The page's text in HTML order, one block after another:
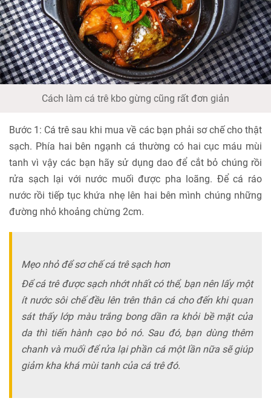
Cách làm cá trê kbo gừng cũng rất đơn giản
Bước 1: Cá trê sau khi mua về các bạn phải sơ chế cho thật
sạch. Phía hai bên ngạnh cá thường có hai cục máu mùi
tanh vì vậy các bạn hãy sử dụng dao để cắt bỏ chúng rồi
rửa sạch lại với nước muối được pha loãng. Để cá ráo
nước rồi tiếp tục khứa nhẹ lên hai bên mình chúng những
đường nhỏ khoảng chừng 2cm.
Mẹo nhỏ để sơ chế cá trê sạch hơn
Để cá trê được sạch nhớt nhất có thể, bạn nên lấy một
ít nước sôi chế đều lên trên thân cá cho đến khi quan
sát thấy lớp màu trắng bong dần ra khỏi bề mặt của
da thì tiến hành cạo bỏ nó. Sau đó, bạn dùng thêm
chanh và muối để rửa lại phần cá một lần nữa sẽ giúp
giảm kha khá mùi tanh của cá trê đó.